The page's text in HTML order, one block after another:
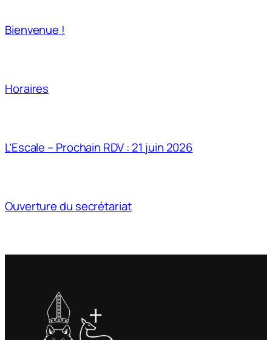
Bienvenue !
Horaires
L’Escale – Prochain RDV : 21 juin 2026
Ouverture du secrétariat